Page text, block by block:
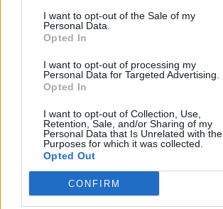
I want to opt-out of the Sale of my
Personal Data.
Opted In
I want to opt-out of processing my
Personal Data for Targeted Advertising.
Opted In
I want to opt-out of Collection, Use,
Retention, Sale, and/or Sharing of my
Personal Data that Is Unrelated with the
Purposes for which it was collected.
Opted Out
CONFIRM
Ακολουθήστε το
parapolitika.gr στο Google
News για άμεση και έγκυρη
Ακολουθήστε μας στο
facebook
Ακολουθήστε μας στο
twitter
και την πολιτική απορρήτου
X